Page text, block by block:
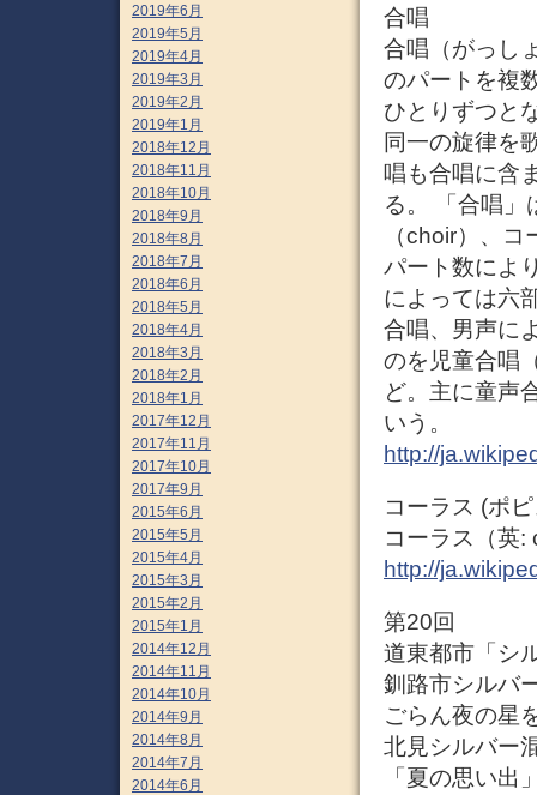
合唱
合唱（がっし
のパートを複
ひとりずつと
同一の旋律を
唱も合唱に含
る。 「合唱」
（choir）、
パート数によ
によっては六
合唱、男声に
のを児童合唱
ど。主に童声
いう。
http://
コーラス (ポ
コーラス（英
http://
第20回
道東都市「シ
釧路市シルバ
ごらん夜の星
北見シルバー
「夏の思い出
2019年6月
2019年5月
2019年4月
2019年3月
2019年2月
2019年1月
2018年12月
2018年11月
2018年10月
2018年9月
2018年8月
2018年7月
2018年6月
2018年5月
2018年4月
2018年3月
2018年2月
2018年1月
2017年12月
2017年11月
2017年10月
2017年9月
2015年6月
2015年5月
2015年4月
2015年3月
2015年2月
2015年1月
2014年12月
2014年11月
2014年10月
2014年9月
2014年8月
2014年7月
2014年6月